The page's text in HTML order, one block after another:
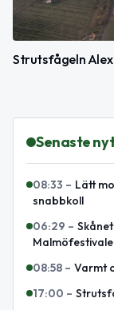
Strutsfågeln
Senaste
08:33 – Lätt
snabbkoll
06:29 –
08:58 – Varmt
17:00 –